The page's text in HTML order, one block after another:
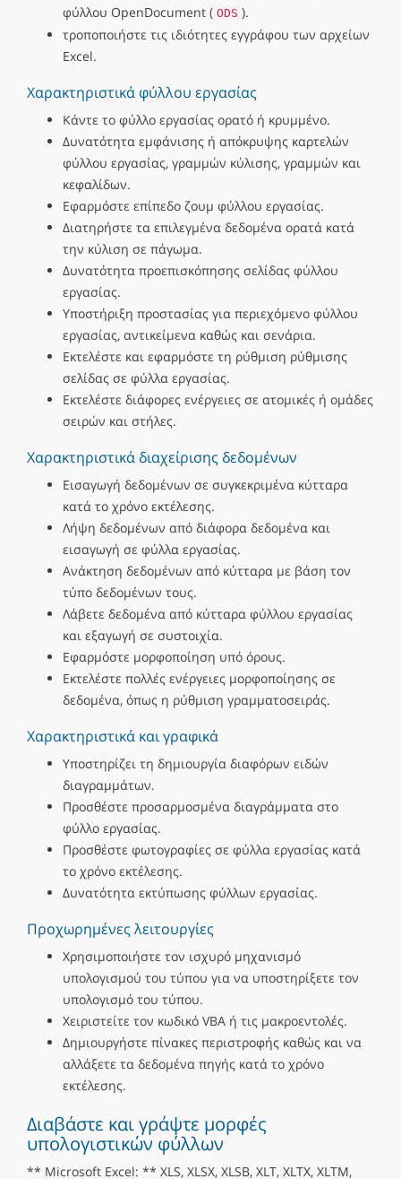
φύλλου OpenDocument ( ODS ).
τροποποιήστε τις ιδιότητες εγγράφου των αρχείων
Excel.
Χαρακτηριστικά φύλλου εργασίας
Κάντε το φύλλο εργασίας ορατό ή κρυμμένο.
Δυνατότητα εμφάνισης ή απόκρυψης καρτελών
φύλλου εργασίας, γραμμών κύλισης, γραμμών και
κεφαλίδων.
Εφαρμόστε επίπεδο ζουμ φύλλου εργασίας.
Διατηρήστε τα επιλεγμένα δεδομένα ορατά κατά
την κύλιση σε πάγωμα.
Δυνατότητα προεπισκόπησης σελίδας φύλλου
εργασίας.
Υποστήριξη προστασίας για περιεχόμενο φύλλου
εργασίας, αντικείμενα καθώς και σενάρια.
Εκτελέστε και εφαρμόστε τη ρύθμιση ρύθμισης
σελίδας σε φύλλα εργασίας.
Εκτελέστε διάφορες ενέργειες σε ατομικές ή ομάδες
σειρών και στήλες.
Χαρακτηριστικά διαχείρισης δεδομένων
Εισαγωγή δεδομένων σε συγκεκριμένα κύτταρα
κατά το χρόνο εκτέλεσης.
Λήψη δεδομένων από διάφορα δεδομένα και
εισαγωγή σε φύλλα εργασίας.
Ανάκτηση δεδομένων από κύτταρα με βάση τον
τύπο δεδομένων τους.
Λάβετε δεδομένα από κύτταρα φύλλου εργασίας
και εξαγωγή σε συστοιχία.
Εφαρμόστε μορφοποίηση υπό όρους.
Εκτελέστε πολλές ενέργειες μορφοποίησης σε
δεδομένα, όπως η ρύθμιση γραμματοσειράς.
Χαρακτηριστικά και γραφικά
Υποστηρίζει τη δημιουργία διαφόρων ειδών
διαγραμμάτων.
Προσθέστε προσαρμοσμένα διαγράμματα στο
φύλλο εργασίας.
Προσθέστε φωτογραφίες σε φύλλα εργασίας κατά
το χρόνο εκτέλεσης.
Δυνατότητα εκτύπωσης φύλλων εργασίας.
Προχωρημένες λειτουργίες
Χρησιμοποιήστε τον ισχυρό μηχανισμό
υπολογισμού του τύπου για να υποστηρίξετε τον
υπολογισμό του τύπου.
Χειριστείτε τον κωδικό VBA ή τις μακροεντολές.
Δημιουργήστε πίνακες περιστροφής καθώς και να
αλλάξετε τα δεδομένα πηγής κατά το χρόνο
εκτέλεσης.
Διαβάστε και γράψτε μορφές
υπολογιστικών φύλλων
** Microsoft Excel: ** XLS, XLSX, XLSB, XLT, XLTX, XLTM,